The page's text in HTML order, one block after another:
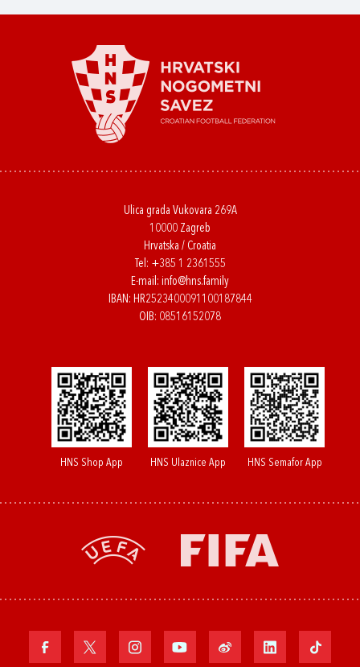
Ulica grada Vukovara 269A
10000 Zagreb
Hrvatska / Croatia
Tel: +385 1 2361555
E-mail: info@hns.family
IBAN: HR2523400091100187844
OIB: 08516152078
HNS Shop App HNS Ulaznice App HNS Semafor App